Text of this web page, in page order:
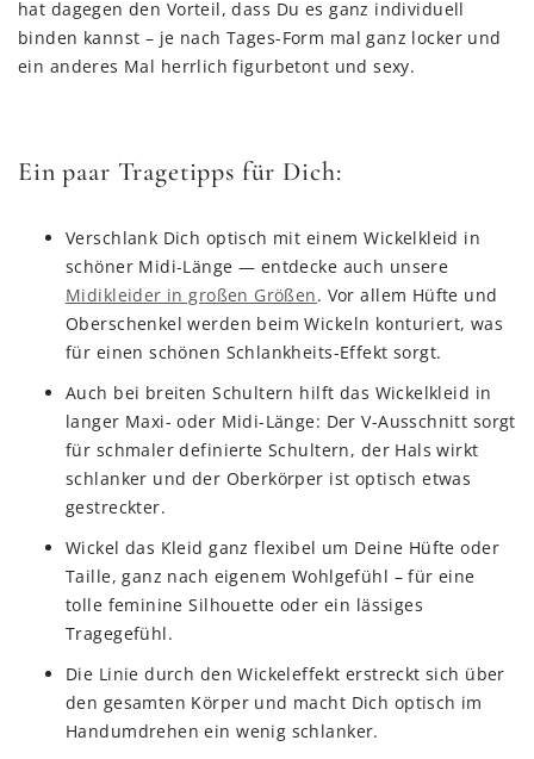
hat dagegen den Vorteil, dass Du es ganz individuell
binden kannst – je nach Tages-Form mal ganz locker und
ein anderes Mal herrlich figurbetont und sexy.
Ein paar Tragetipps für Dich:
Verschlank Dich optisch mit einem Wickelkleid in
schöner Midi-Länge — entdecke auch unsere
Midikleider in großen Größen. Vor allem Hüfte und
Oberschenkel werden beim Wickeln konturiert, was
für einen schönen Schlankheits-Effekt sorgt.
Auch bei breiten Schultern hilft das Wickelkleid in
langer Maxi- oder Midi-Länge: Der V-Ausschnitt sorgt
für schmaler definierte Schultern, der Hals wirkt
schlanker und der Oberkörper ist optisch etwas
gestreckter.
Wickel das Kleid ganz flexibel um Deine Hüfte oder
Taille, ganz nach eigenem Wohlgefühl – für eine
tolle feminine Silhouette oder ein lässiges
Tragegefühl.
Die Linie durch den Wickeleffekt erstreckt sich über
den gesamten Körper und macht Dich optisch im
Handumdrehen ein wenig schlanker.